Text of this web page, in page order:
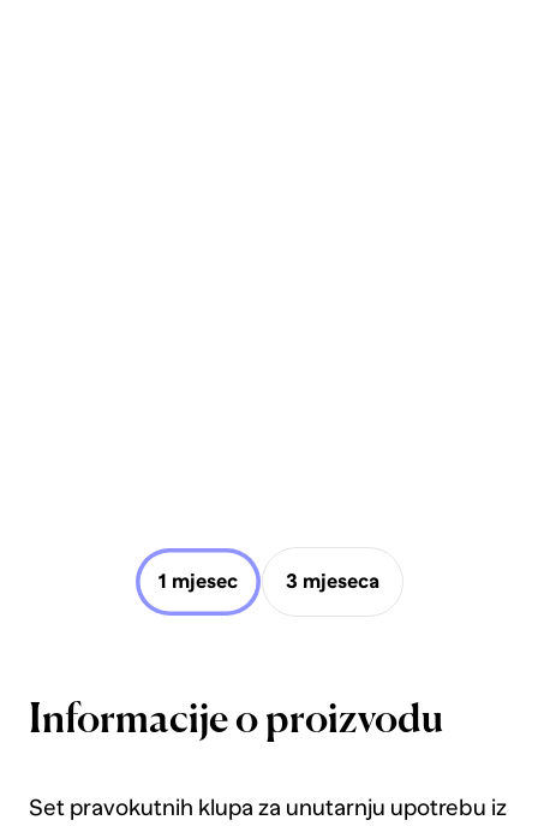
1 mjesec 3 mjeseca
Informacije o proizvodu
Set pravokutnih klupa za unutarnju upotrebu iz